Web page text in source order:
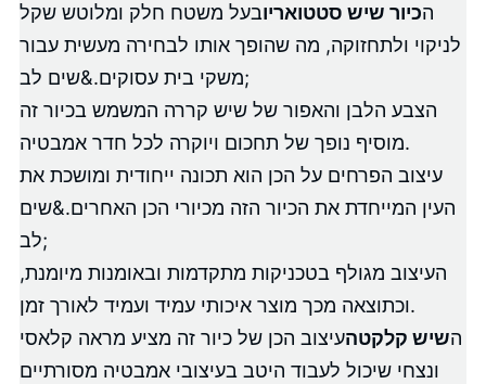
הכיור שיש סטטואריובעל משטח חלק ומלוטש שקל
לניקוי ולתחזוקה, מה שהופך אותו לבחירה מעשית עבור
משקי בית עסוקים.&שים לב;
הצבע הלבן והאפור של שיש קררה המשמש בכיור זה
מוסיף נופך של תחכום ויוקרה לכל חדר אמבטיה.
עיצוב הפרחים על הכן הוא תכונה ייחודית ומושכת את
העין המייחדת את הכיור הזה מכיורי הכן האחרים.&שים
לב;
העיצוב מגולף בטכניקות מתקדמות ובאומנות מיומנת,
וכתוצאה מכך מוצר איכותי עמיד ועמיד לאורך זמן.
השיש קלקטהעיצוב הכן של כיור זה מציע מראה קלאסי
ונצחי שיכול לעבוד היטב בעיצובי אמבטיה מסורתיים